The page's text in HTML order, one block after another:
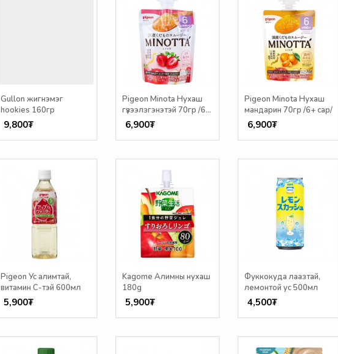
Gullon жигнэмэг
hookies 160гр
9,800₮
Pigeon Minota Нухаш
гүзээлзгэнэтэй 70гр /6+
сар/
6,900₮
Pigeon Minota Нухаш
мандарин 70гр /6+ сар/
6,900₮
Pigeon Ус алимтай,
витамин С-тэй 600мл
5,900₮
Kagome Алимны нухаш
180g
5,900₮
Фуккокуда лаазтай,
лемонтой ус 500мл
4,500₮